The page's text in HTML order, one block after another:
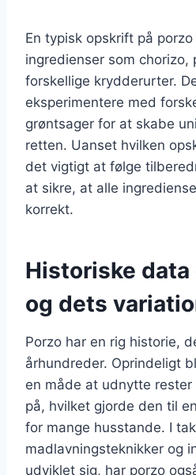
En typisk opskrift på
ingredienser som chorizo,
forskellige krydderurter.
eksperimentere med
grøntsager for at skabe
retten. Uanset hvilken
det vigtigt at følge
at sikre, at alle
korrekt.
Historiske data
og dets
Porzo har en rig historie,
århundreder. Oprindeligt
en måde at udnytte
på, hvilket gjorde den til
for mange husstande. I
madlavningsteknikker og
udviklet sig, har porzo